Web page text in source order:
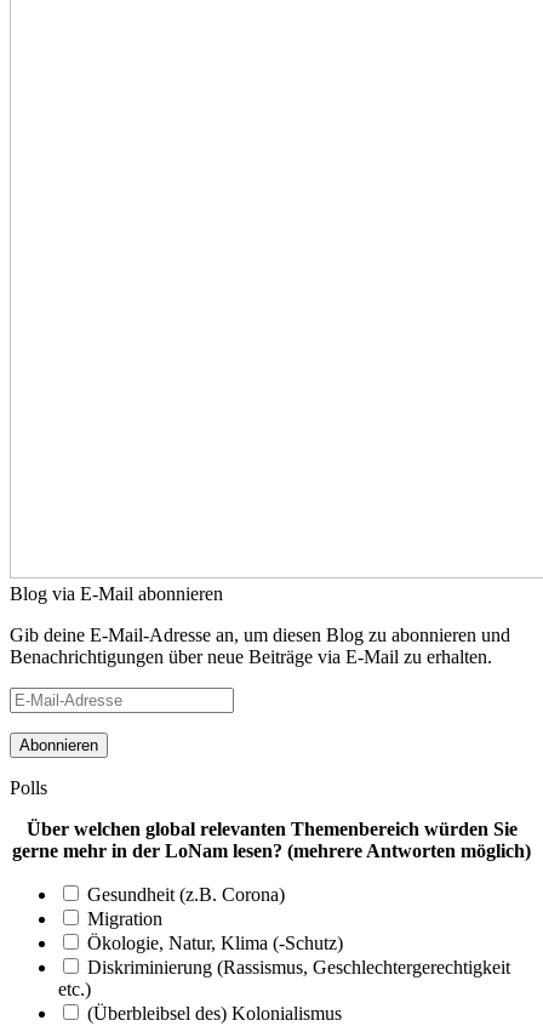
Blog via E-Mail abonnieren
Gib deine E-Mail-Adresse an, um diesen Blog zu abonnieren und
Benachrichtigungen über neue Beiträge via E-Mail zu erhalten.
E-
Adresse
Polls
Über welchen global relevanten Themenbereich würden Sie
gerne mehr in der LoNam lesen? (mehrere Antworten möglich)
Gesundheit (z.B. Corona)
Migration
Ökologie, Natur, Klima (-Schutz)
Diskriminierung (Rassismus, Geschlechtergerechtigkeit
etc.)
(Überbleibsel des) Kolonialismus